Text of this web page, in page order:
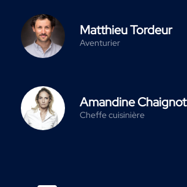
Matthieu Tordeur
Aventurier
Amandine Chaignot
Cheffe cuisinière